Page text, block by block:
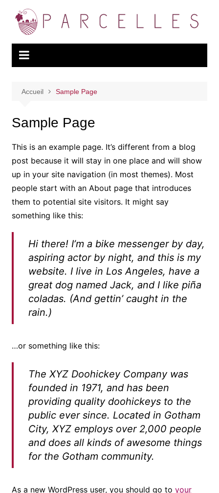
contenu
Accueil Sample Page
Sample Page
This is an example page. It’s different from a blog
post because it will stay in one place and will show
up in your site navigation (in most themes). Most
people start with an About page that introduces
them to potential site visitors. It might say
something like this:
Hi there! I’m a bike messenger by day,
aspiring actor by night, and this is my
website. I live in Los Angeles, have a
great dog named Jack, and I like piña
coladas. (And gettin’ caught in the
rain.)
…or something like this:
The XYZ Doohickey Company was
founded in 1971, and has been
providing quality doohickeys to the
public ever since. Located in Gotham
City, XYZ employs over 2,000 people
and does all kinds of awesome things
for the Gotham community.
As a new WordPress user, you should go to your